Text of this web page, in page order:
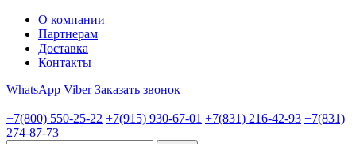
О компании
Партнерам
Доставка
Контакты
WhatsApp Viber Заказать звонок
+7(800) 550-25-22 +7(915) 930-67-01 +7(831) 216-42-93 +7(831)
274-87-73